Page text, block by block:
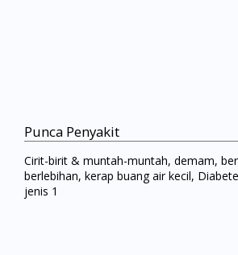
Punca Penyakit
Cirit-birit & muntah-muntah, demam,
berlebihan, kerap buang air kecil,
jenis 1